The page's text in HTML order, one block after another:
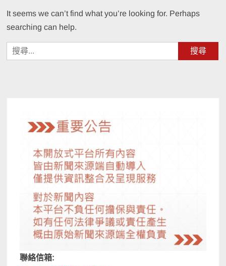
It seems we can’t find what you’re looking for. Perhaps
searching can help.
尋
聯絡信箱: